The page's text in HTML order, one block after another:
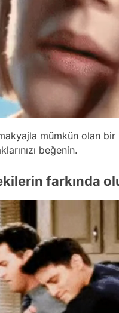
mümkün olan bir
beğenin.
farkında